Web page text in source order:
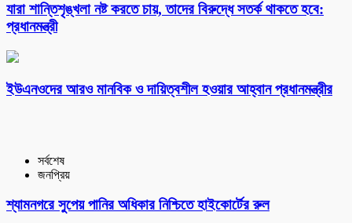
যারা শান্তিশৃঙ্খলা নষ্ট করতে চায়, তাদের বিরুদ্ধে সতর্ক থাকতে হবে:
প্রধানমন্ত্রী
ইউএনওদের আরও মানবিক ও দায়িত্বশীল হওয়ার আহ্বান প্রধানমন্ত্রীর
সর্বশেষ
জনপ্রিয়
শ্যামনগরে সুপেয় পানির অধিকার নিশ্চিতে হাইকোর্টের রুল